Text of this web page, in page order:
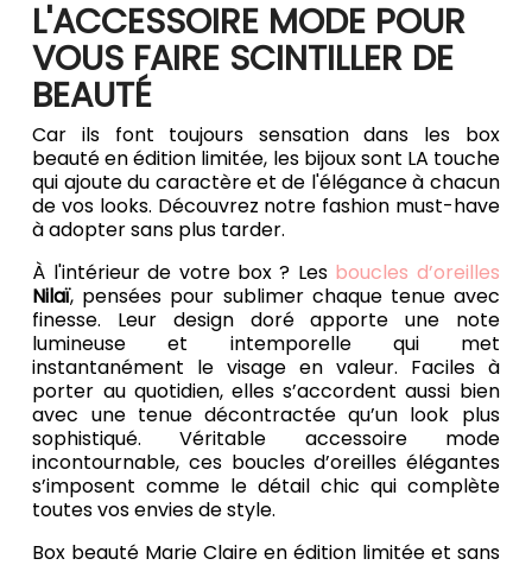
L'ACCESSOIRE MODE POUR
VOUS FAIRE SCINTILLER DE
BEAUTÉ
Car ils font toujours sensation dans les box
beauté en édition limitée, les bijoux sont LA touche
qui ajoute du caractère et de l'élégance à chacun
de vos looks. Découvrez notre fashion must-have
à adopter sans plus tarder.
À l'intérieur de votre box ? Les boucles d’oreilles
Nilaï, pensées pour sublimer chaque tenue avec
finesse. Leur design doré apporte une note
lumineuse et intemporelle qui met
instantanément le visage en valeur. Faciles à
porter au quotidien, elles s’accordent aussi bien
avec une tenue décontractée qu’un look plus
sophistiqué. Véritable accessoire mode
incontournable, ces boucles d’oreilles élégantes
s’imposent comme le détail chic qui complète
toutes vos envies de style.
Box beauté Marie Claire en édition limitée et sans